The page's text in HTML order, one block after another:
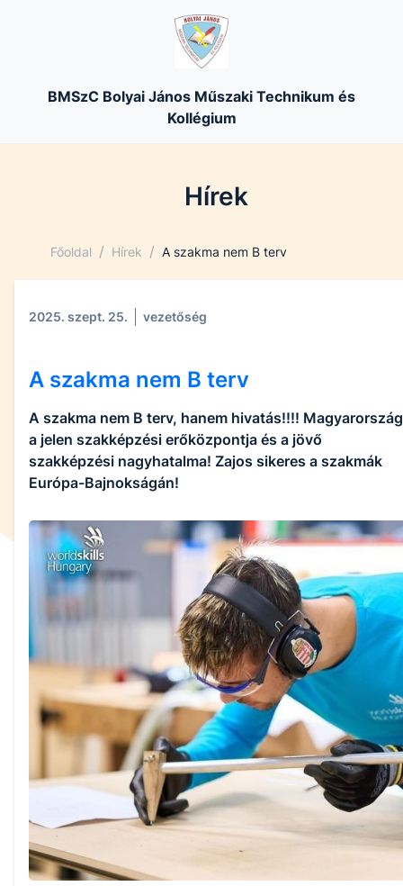
BMSzC Bolyai János Műszaki Technikum és
Kollégium
Hírek
Főoldal / Hírek / A szakma nem B terv
2025. szept. 25. vezetőség
A szakma nem B terv
A szakma nem B terv, hanem hivatás!!!! Magyarország
a jelen szakképzési erőközpontja és a jövő
szakképzési nagyhatalma! Zajos sikeres a szakmák
Európa-Bajnokságán!